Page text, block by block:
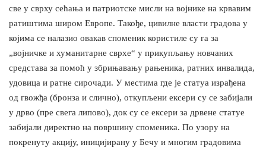
све у сврху сећања и патриотске мисли на војнике на крвавим
ратиштима широм Европе. Такође, цивилне власти градова у
којима се налазио овакав споменик користиле су га за
„војничке и хуманитарне сврхе“ у прикупљању новчаних
средстава за помоћ у збрињавању рањеника, ратних инвалида,
удовица и ратне сирочади. У местима где је статуа израђена
од гвожђа (бронза и слично), откупљени ексери су се забијали
у дрво (пре свега липово), док су се ексери за дрвене статуе
забијали директно на површину споменика. По узору на
покренуту акцију, иницијирану у Бечу и многим градовима